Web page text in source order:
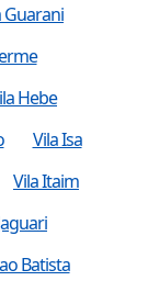
Guarani
Hebe
Vila Isa
Vila Itaim
Batista